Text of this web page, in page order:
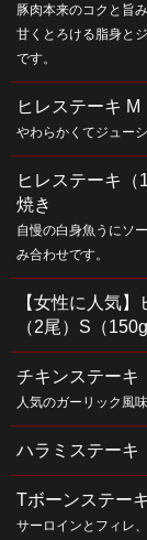
豚肉本来のコクと旨
甘くとろける脂身と
です。
ヒレステーキ M
やわらかくてジュー
ヒレステーキ（
焼き
自慢の白身魚うにソ
み合わせです。
【女性に人気
（2尾）S（
チキンステーキ
人気のガーリック風味
ハラミステーキ
Tボーンステー
サーロインとフィレ